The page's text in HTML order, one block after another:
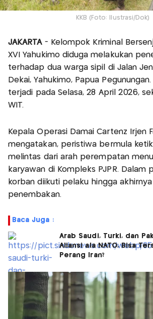
KKB (Foto: Ilustrasi/Dok)
JAKARTA- Kelompok Kriminal
XVI Yahukimo diduga melakukan
terhadap dua warga sipil di Jalan
Dekai, Yahukimo, Papua
terjadi pada Selasa, 28 April 2026,
WIT.
Kepala Operasi Damai Cartenz Irjen
mengatakan, peristiwa bermula
melintas dari arah perempatan
karyawan di Kompleks PJPR. Dalam
korban diikuti pelaku hingga
penembakan.
Baca Juga :
Arab Saudi, Turki, dan
Aliansi ala NATO, Bisa
Perang Iran?